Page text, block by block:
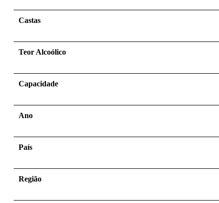
Castas
Teor Alcoólico
Capacidade
Ano
País
Região